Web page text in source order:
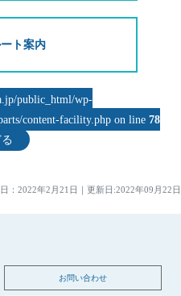
ト案内
public_html/wp-
content-facility.php on line 78
： 2022年2月21日 ｜ 更新日:2022年09月22日
お問い合わせ